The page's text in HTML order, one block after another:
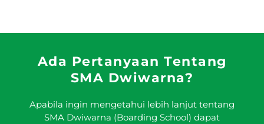
Ada Pertanyaan Tentang
SMA Dwiwarna?
Apabila ingin mengetahui lebih lanjut tentang
SMA Dwiwarna (Boarding School) dapat